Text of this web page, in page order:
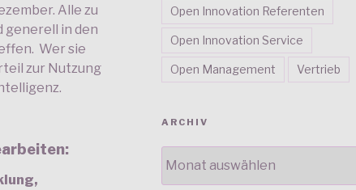
Alle zu
generell in den
Wer sie
zur Nutzung
Open Innovation Referenten
Open Innovation Service
Open Management Vertrieb
ARCHIV